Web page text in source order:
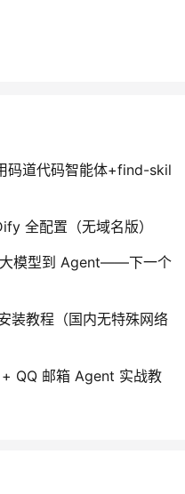
道代码智能体+find-skil
全配置（无域名版）
大模型到 Agent——下一个
装教程（国内无特殊网络
QQ 邮箱 Agent 实战教